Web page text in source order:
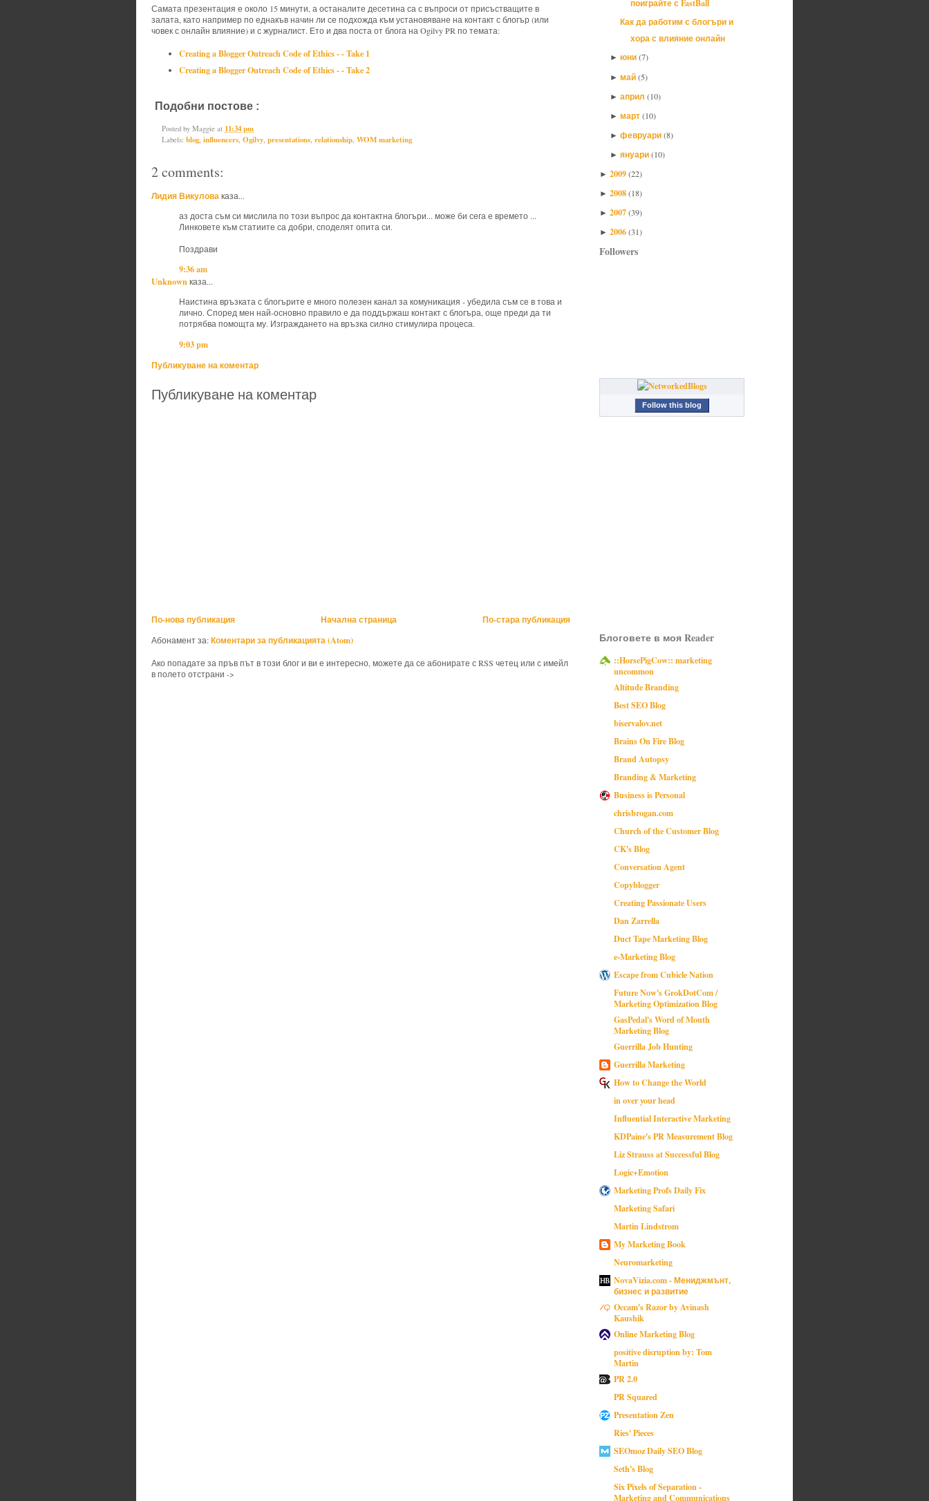
Самата презентация е около 15 минути, а останалите десетина са с въпроси от присъстващите в
залата, като например по еднакъв начин ли се подхожда към установяване на контакт с блогър (или
човек с онлайн влияние) и с журналист. Ето и два поста от блога на Ogilvy PR по темата:
Creating a Blogger Outreach Code of Ethics - - Take 1
Creating a Blogger Outreach Code of Ethics - - Take 2
Подобни постове :
Posted by Maggie at 11:34 pm
Labels: blog, influencers Ogilvy presentations relationship WOM marketing
2 comments:
Лидия Викуловаказа...
аз доста съм си мислила по този въпрос да контактна блогъри... може би сега е времето ...
Линковете към статиите са добри, споделят опита си.
Поздрави
9:36 am
Unknownказа...
Наистина връзката с блогърите е много полезен канал за комуникация - убедила съм се в това и
лично. Според мен най-основно правило е да поддържаш контакт с блогъра, още преди да ти
потрябва помощта му. Изграждането на връзка силно стимулира процеса.
9:03 pm
Публикуване на коментар
Публикуване на коментар
По-нова публикация По-стара публикация
Начална страница
Абонамент за:Коментари за публикацията (Atom)
Ако попадате за пръв път в този блог и ви е интересно, можете да се абонирате с RSS четец или с имейл
в полето отстрани ->
поиграйте с FastBall
Как да работим с блогъри и
хора с влияние онлайн
► юни(7)
► май(5)
► април (10)
► март(10)
► февруари(8)
► януари(10)
► 2009(22)
► 2008(18)
► 2007(39)
► 2006(31)
Followers
Follow this blog
Блоговете в моя Reader
::HorsePigCow:: marketing
uncommon
Altitude Branding
Best SEO Blog
biservalov.net
Brains On Fire Blog
Brand Autopsy
Branding & Marketing
Business is Personal
chrisbrogan.com
Church of the Customer Blog
CK's Blog
Conversation Agent
Copyblogger
Creating Passionate Users
Dan Zarrella
Duct Tape Marketing Blog
e-Marketing Blog
Escape from Cubicle Nation
Future Now's GrokDotCom /
Marketing Optimization Blog
GasPedal's Word of Mouth
Marketing Blog
Guerrilla Job Hunting
Guerrilla Marketing
How to Change the World
in over your head
Influential Interactive Marketing
KDPaine's PR Measurement Blog
Liz Strauss at Successful Blog
Logic+Emotion
Marketing Profs Daily Fix
Marketing Safari
Martin Lindstrom
My Marketing Book
Neuromarketing
NovaVizia.com - Мениджмънт,
бизнес и развитие
Occam's Razor by Avinash
Kaushik
Online Marketing Blog
positive disruption by: Tom
Martin
PR 2.0
PR Squared
Presentation Zen
Ries' Pieces
SEOmoz Daily SEO Blog
Seth's Blog
Six Pixels of Separation -
Marketing and Communications